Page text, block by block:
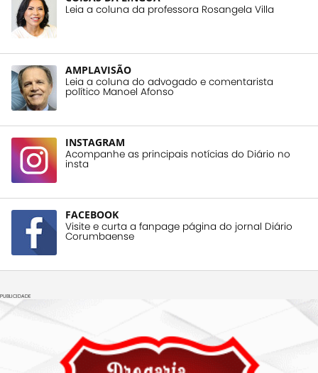
Leia a coluna da professora Rosangela Villa
AMPLAVISÃO
Leia a coluna do advogado e comentarista
político Manoel Afonso
INSTAGRAM
Acompanhe as principais notícias do Diário no
insta
FACEBOOK
Visite e curta a fanpage página do jornal Diário
Corumbaense
PUBLICIDADE